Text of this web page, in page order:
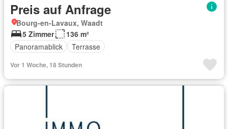
Preis auf Anfrage
Bourg-en-Lavaux, Waadt
5 Zimmer
136 m²
Panoramablick
Terrasse
Vor 1 Woche, 18 Stunden